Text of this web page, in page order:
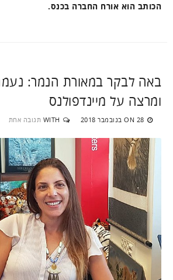
הכותב הוא אורח החברה בכנס.
באה לבקר במאורת הנמר:
ומרצה על מיינדפולנס
ON 28 בנובמבר 2018 WITH תגובה אחת